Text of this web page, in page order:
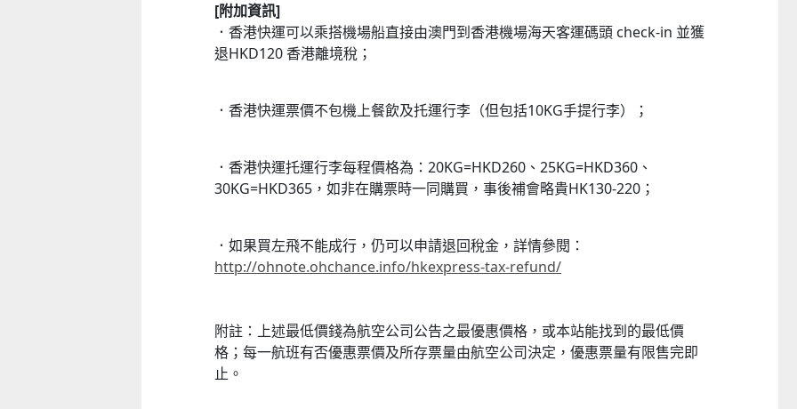
[附加資訊]
．香港快運可以乘搭機場船直接由澳門到香港機場海天客運碼頭 check-in 並獲
退HKD120 香港離境稅；
．香港快運票價不包機上餐飲及托運行李（但包括10KG手提行李）；
．香港快運托運行李每程價格為：20KG=HKD260、25KG=HKD360、
30KG=HKD365，如非在購票時一同購買，事後補會略貴HK130-220；
．如果買左飛不能成行，仍可以申請退回稅金，詳情參閱：
http://ohnote.ohchance.info/hkexpress-tax-refund/
附註：上述最低價錢為航空公司公告之最優惠價格，或本站能找到的最低價
格；每一航班有否優惠票價及所存票量由航空公司決定，優惠票量有限售完即
止。